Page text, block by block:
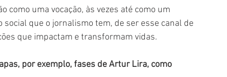
como uma vocação, às vezes até como um
social que o jornalismo tem, de ser esse canal de
que impactam e transformam vidas.
por exemplo, fases de Artur Lira, como